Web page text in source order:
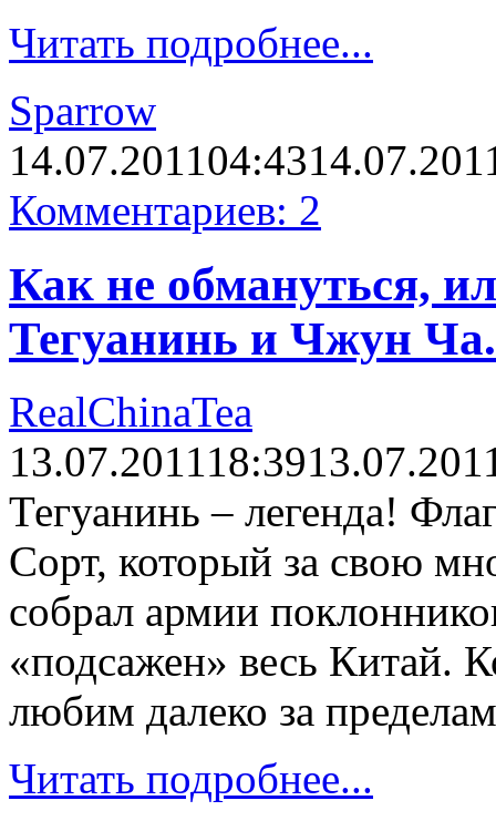
Читать подробнее...
Sparrow
14.07.2011 04:43
Комментариев: 2
Как не обмануться,
Тегуанинь и Чжун Ча.
RealChinaTea
13.07.201118:39
Тегуанинь – легенда!
Сорт, который за свою
собрал армии
«подсажен» весь Китай.
любим далеко за
Читать подробнее...